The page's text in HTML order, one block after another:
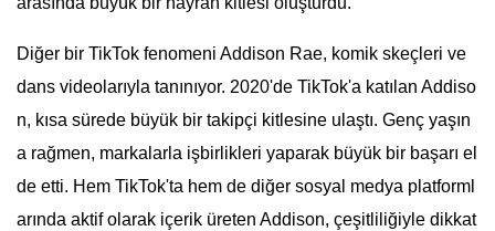
Diğer bir TikTok fenomeni Addison Rae, komik skeçleri ve
dans videolarıyla tanınıyor. 2020'de TikTok'a katılan Addiso
n, kısa sürede büyük bir takipçi kitlesine ulaştı. Genç yaşın
a rağmen, markalarla işbirlikleri yaparak büyük bir başarı el
de etti. Hem TikTok'ta hem de diğer sosyal medya platforml
arında aktif olarak içerik üreten Addison, çeşitliliğiyle dikkat